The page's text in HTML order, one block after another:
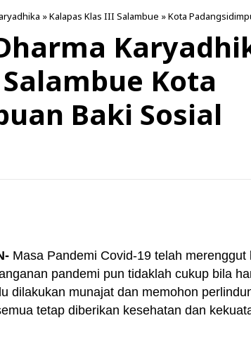
»Kalapas Klas III Salambue »Kota
Kota
Baki Sosial
Masa Pandemi Covid-19 telah merenggut
pandemi pun tidaklah cukup bila
dilakukan munajat dan memohon
tetap diberikan kesehatan dan